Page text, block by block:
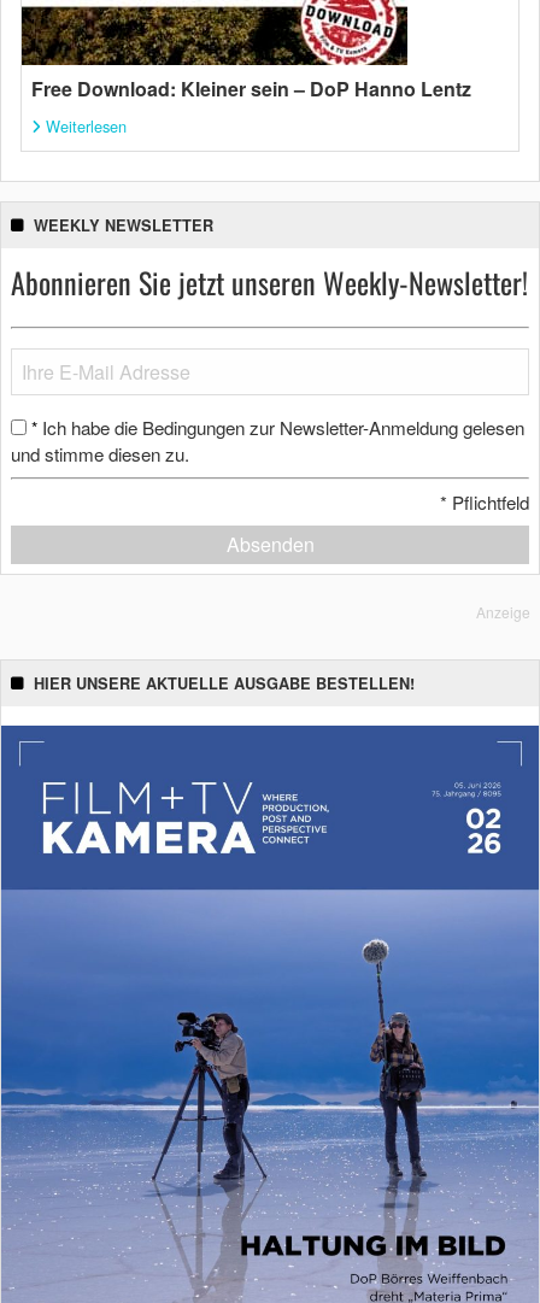
Free Download: Kleiner sein – DoP Hanno Lentz
Weiterlesen
WEEKLY NEWSLETTER
Abonnieren Sie jetzt unseren Weekly-Newsletter!
* Ich habe die Bedingungen zur Newsletter-Anmeldung gelesen
und stimme diesen zu.
* Pflichtfeld
Absenden
Anzeige
HIER UNSERE AKTUELLE AUSGABE BESTELLEN!